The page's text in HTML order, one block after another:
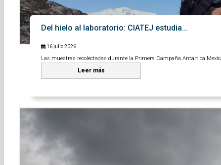
Del hielo al laboratorio: CIATEJ estudia...
16 julio 2026
Las muestras recolectadas durante la Primera Campaña Antártica
Leer más